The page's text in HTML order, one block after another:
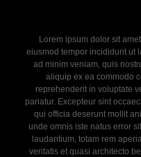
Lorem ipsum dolor sit
eiusmod tempor incididunt ut
ad minim veniam, quis
aliquip ex ea commodo
reprehenderit in voluptate
pariatur. Excepteur sint
qui officia deserunt mollit
unde omnis iste natus error
laudantium, totam rem
veritatis et quasi architecto